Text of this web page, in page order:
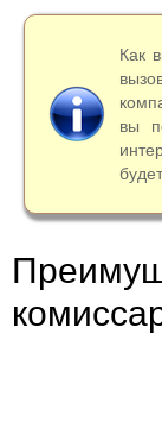
Как
вы